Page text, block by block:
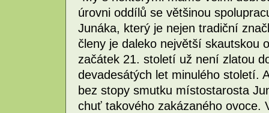
úrovni oddílů se většinou
Junáka, který je nejen tradiční
členy je daleko největší skautskou
začátek 21. století už není zlatou
devadesátých let minulého století.
bez stopy smutku místostarosta
chuť takového zakázaného ovoce.